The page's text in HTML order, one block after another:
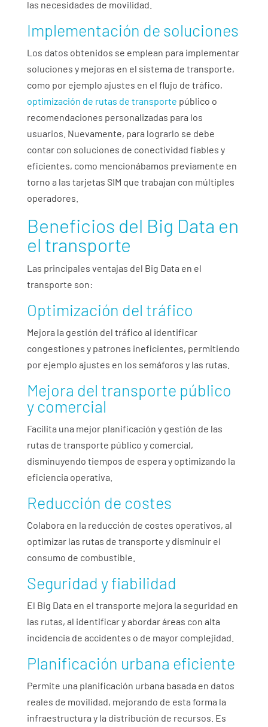
las necesidades de movilidad.
Implementación de soluciones
Los datos obtenidos se emplean para implementar
soluciones y mejoras en el sistema de transporte,
como por ejemplo ajustes en el flujo de tráfico,
optimización de rutas de transporte público o
recomendaciones personalizadas para los
usuarios. Nuevamente, para lograrlo se debe
contar con soluciones de conectividad fiables y
eficientes, como mencionábamos previamente en
torno a las tarjetas SIM que trabajan con múltiples
operadores.
Beneficios del Big Data en
el transporte
Las principales ventajas del Big Data en el
transporte son:
Optimización del tráfico
Mejora la gestión del tráfico al identificar
congestiones y patrones ineficientes, permitiendo
por ejemplo ajustes en los semáforos y las rutas.
Mejora del transporte público
y comercial
Facilita una mejor planificación y gestión de las
rutas de transporte público y comercial,
disminuyendo tiempos de espera y optimizando la
eficiencia operativa.
Reducción de costes
Colabora en la reducción de costes operativos, al
optimizar las rutas de transporte y disminuir el
consumo de combustible.
Seguridad y fiabilidad
El Big Data en el transporte mejora la seguridad en
las rutas, al identificar y abordar áreas con alta
incidencia de accidentes o de mayor complejidad.
Planificación urbana eficiente
Permite una planificación urbana basada en datos
reales de movilidad, mejorando de esta forma la
infraestructura y la distribución de recursos. Es